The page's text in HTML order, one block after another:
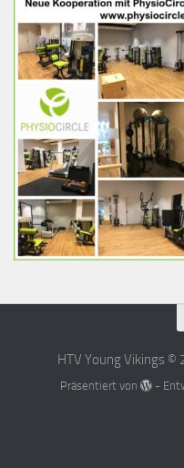
HTV Young Vikings ©
Präsentiert von -